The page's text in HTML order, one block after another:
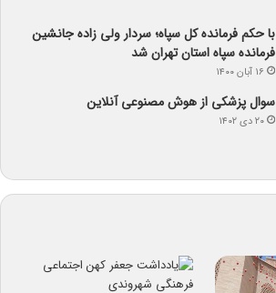
با حکم فرمانده کل سپاه؛ سردار ولی زاده جانشین
فرمانده سپاه استان تهران شد
۱۶ آبان ۱۴۰۰
سوال پزشکی از هوش مصنوعی آنلاین
۲۰ دی ۱۴۰۲